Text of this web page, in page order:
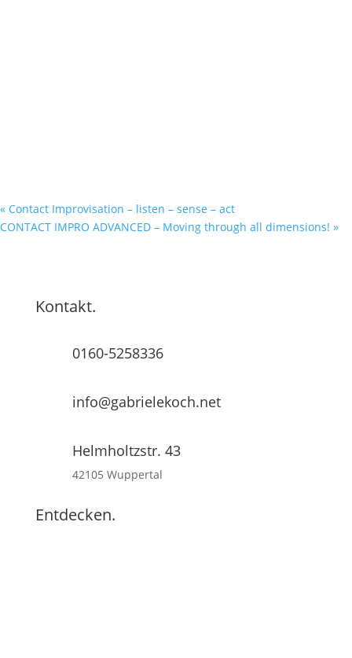
« Contact Improvisation – listen – sense – act
CONTACT IMPRO ADVANCED – Moving through all dimensions! »
Kontakt.
0160-5258336
info@gabrielekoch.net
Helmholtzstr. 43
42105 Wuppertal
Entdecken.